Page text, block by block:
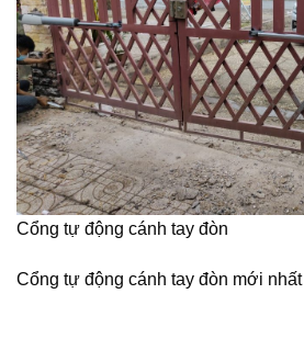
Cổng tự động cánh tay đòn
Cổng tự động cánh tay đòn mới nhất